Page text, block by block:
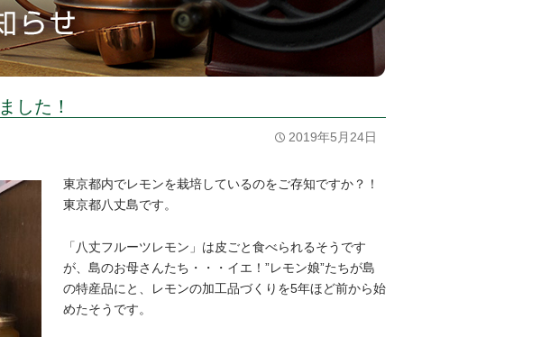
した！
2019年5月24日
東京都内でレモンを栽培しているのをご存知ですか？！
東京都八丈島です。
「八丈フルーツレモン」は皮ごと食べられるそうです
が、島のお母さんたち・・・イエ！”レモン娘”たちが島
の特産品にと、レモンの加工品づくりを5年ほど前から始
めたそうです。